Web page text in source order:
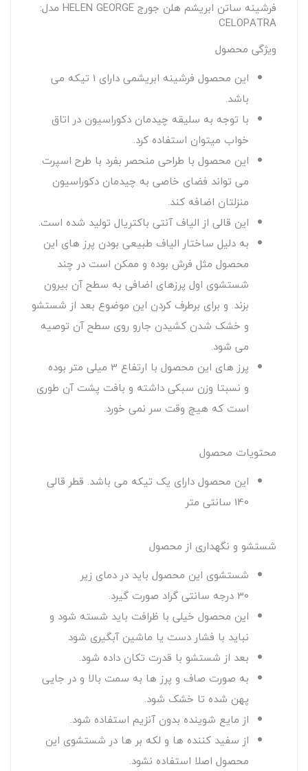
فرشینه ساتن ابریشم هلن جورج HELEN GEORGE مدل:
CELOPATRA
ویژگی محصول
این محصول فرشینه ابریشمی دارای 1 تیکه می
باشد.
با توجه به سلیقه چیدمان دکوراسیون در اتاق
خواب میتوان استفاده کرد.
این محصول با طراحی منحصر بفرد با طرح اسپرت
می تواند فضای خاصی به چیدمان دکوراسیون
منزلتان اضافه کند.
این قالی از الیاف آنتی باکتریال تولید شده است.
به دلیل ساختار الیاف طبیعی بودن پرز های این
محصول مثل فرش بوده و ممکن است در چند
شستشوی اول پرزهای اضافی به سطح آن بیرون
بزند. و برای برطرف کردن این موضوع بعد از شستشو
و خشک شدن کشیدن جارو روی سطح آن توصیه
می شود.
پرز های این محصول با ارتفاع 3 میلی متر بوده
و نسبتا وزن سبکی داشته و بافت پشت آن طوری
است که هیچ وقت سر نمی خورد.
محتویات محصول
این محصول دارای یک تیکه می باشد. قطر قالی
140 سانتی متر
شستشو و نگهداری از محصول
شستشوی این محصول باید در دمای زیر
30 درجه سانتی گراد صورت گیرد.
این محصول خیلی با ظرافت باید شسته شود و
نباید با فشار دست یا ماشین آبگیری شود
بعد از شستشو با قدرت تکان داده شود.
به صورت صاف و پرز ها به سمت بالا و در جایی
پهن شده تا خشک شود.
از مایع شوینده بدون آنزیم استفاده شود.
از سفید کننده ها و لکه بر ها در شستشوی این
محصول اصلا استفاده نشود.